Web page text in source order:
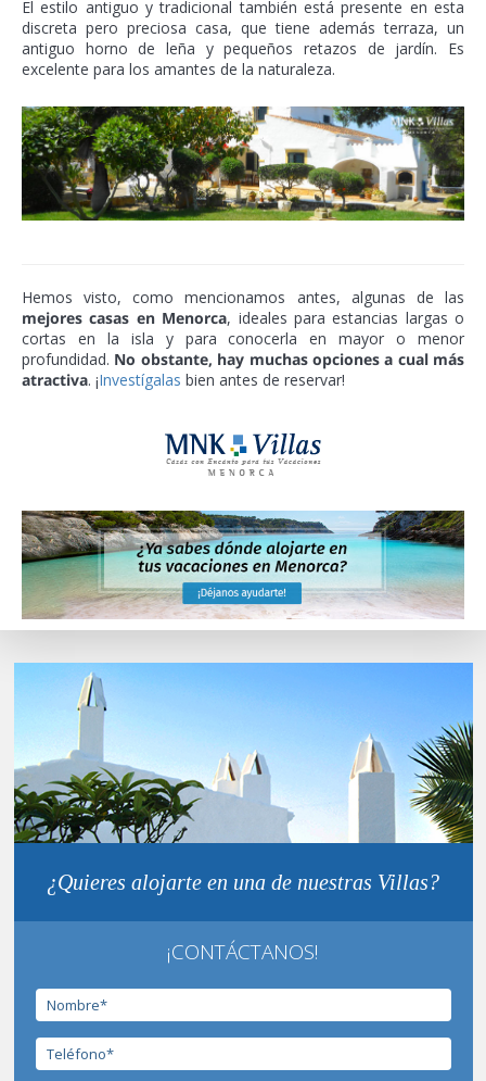
El estilo antiguo y tradicional también está presente en esta
discreta pero preciosa casa, que tiene además terraza, un
antiguo horno de leña y pequeños retazos de jardín. Es
excelente para los amantes de la naturaleza.
Hemos visto, como mencionamos antes, algunas de las
mejores casas en Menorca, ideales para estancias largas o
cortas en la isla y para conocerla en mayor o menor
profundidad. No obstante, hay muchas opciones a cual más
atractiva. ¡Investígalas bien antes de reservar!
¿Quieres alojarte en una de nuestras Villas?
¡CONTÁCTANOS!